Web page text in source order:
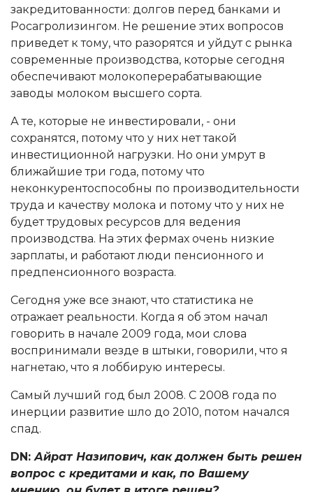
закредитованности: долгов перед банками и
Росагролизингом. Не решение этих вопросов
приведет к тому, что разорятся и уйдут с рынка
современные производства, которые сегодня
обеспечивают молокоперерабатывающие
заводы молоком высшего сорта.
А те, которые не инвестировали, - они
сохранятся, потому что у них нет такой
инвестиционной нагрузки. Но они умрут в
ближайшие три года, потому что
неконкурентоспособны по производительности
труда и качеству молока и потому что у них не
будет трудовых ресурсов для ведения
производства. На этих фермах очень низкие
зарплаты, и работают люди пенсионного и
предпенсионного возраста.
Сегодня уже все знают, что статистика не
отражает реальности. Когда я об этом начал
говорить в начале 2009 года, мои слова
воспринимали везде в штыки, говорили, что я
нагнетаю, что я лоббирую интересы.
Самый лучший год был 2008. С 2008 года по
инерции развитие шло до 2010, потом начался
спад.
DN:Айрат Назипович, как должен быть решен
вопрос с кредитами и как, по Вашему